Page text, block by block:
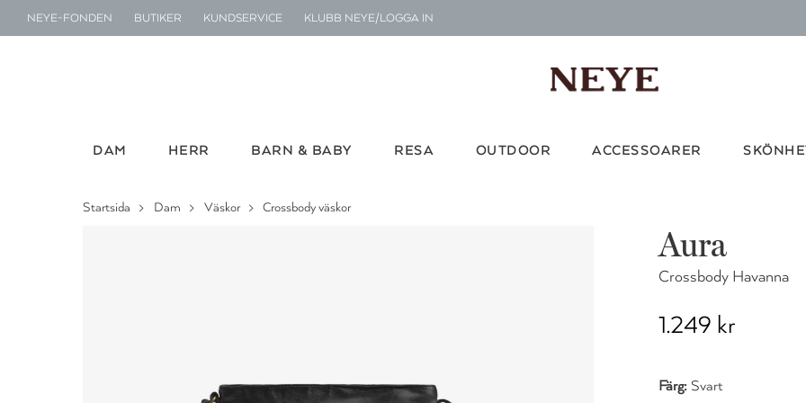
NEYE-FONDEN BUTIKER KUNDSERVICE KLUBB NEYE/LOGGA IN
DAM
HERR BARN & BABY RESA OUTDOOR ACCESSOARER
Startsida Dam Väskor Crossbody väskor
Aura
Crossbody Havanna
1.249 kr
Färg: Svart